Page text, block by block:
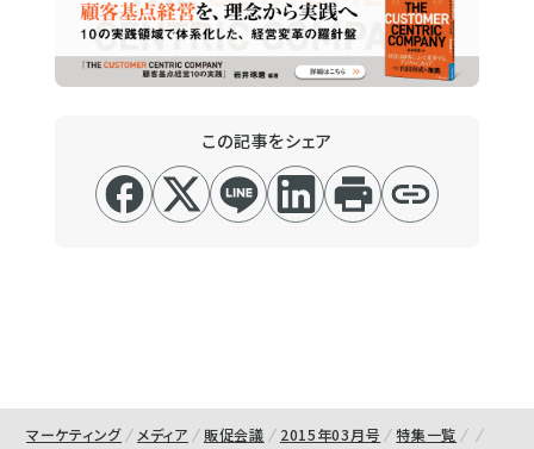
この記事をシェア
マーケティング メディア 販促会議 2015年03月号 特集一覧